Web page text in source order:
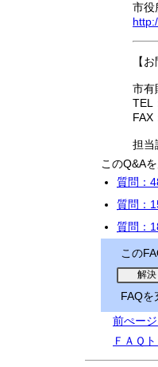
市役
【
市有
TEL
FAX
担当
このQ&A
質問：
質問：
質問：
この
FAQを
前ぺー
ＦＡＱ